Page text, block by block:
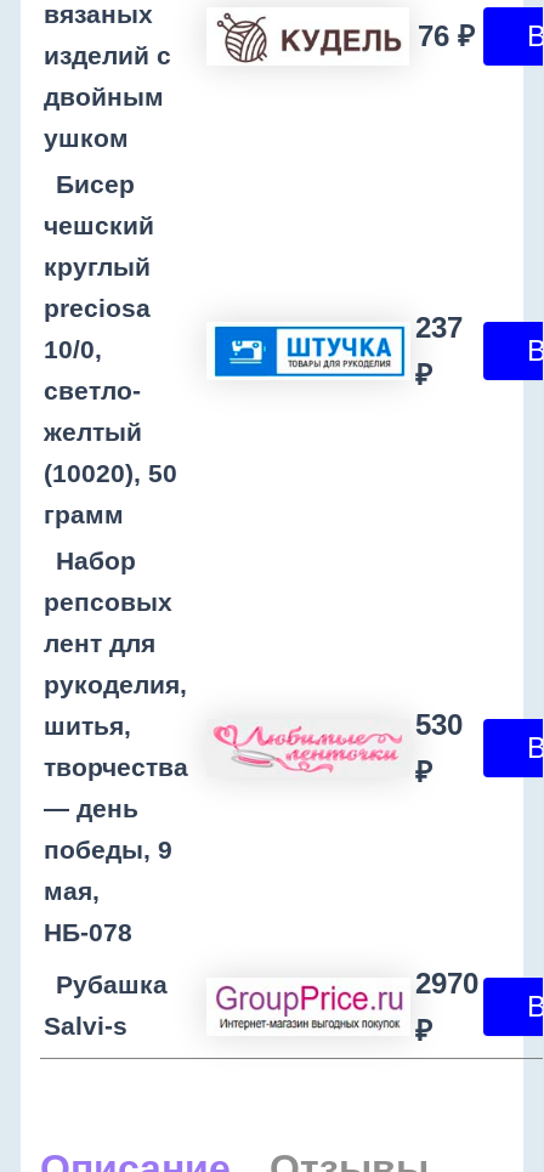
вязаных
изделий с
двойным
ушком
76 ₽
Бисер
чешский
круглый
preciosa
10/0,
светло-
желтый
(10020), 50
грамм
237
₽
Набор
репсовых
лент для
рукоделия,
шитья,
творчества
— день
победы, 9
мая,
НБ-078
530
₽
Рубашка
Salvi-s
2970
₽